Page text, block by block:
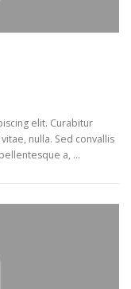
elit. Curabitur
nulla. Sed convallis
a, …